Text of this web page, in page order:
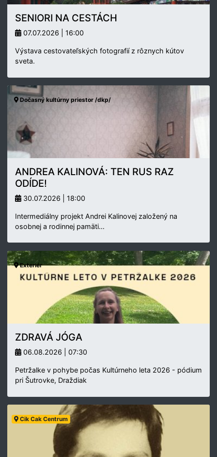
SENIORI NA CESTÁCH
07.07.2026 | 16:00
Výstava cestovateľských fotografií z rôznych kútov
sveta.
Dočasný kultúrny priestor /dkp/
ANDREA KALINOVÁ: TEN RUS RAZ
ODÍDE!
30.07.2026 | 18:00
Intermediálny projekt Andrei Kalinovej založený na
osobnej a rodinnej pamäti…
Exteriér
ZDRAVÁ JÓGA
06.08.2026 | 07:30
Petržalke v pohybe počas Kultúrneho leta 2026 - pódium
pri Šutrovke, Draždiak
Cik Cak Centrum